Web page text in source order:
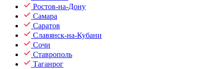
Ростов-на-Дону
Самара
Саратов
Славянск-на-Кубани
Сочи
Ставрополь
Таганрог